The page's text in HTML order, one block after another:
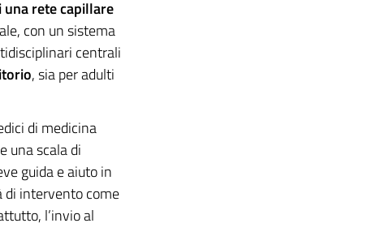
una rete capillare
con un sistema
centrali
, sia per adulti
di medicina
una scala di
guida e aiuto in
di intervento come
l’invio al